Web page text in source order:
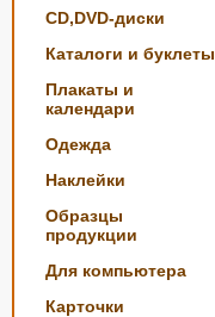
CD,DVD-диски
Каталоги и буклеты
Плакаты и
календари
Одежда
Наклейки
Образцы
продукции
Для компьютера
Карточки